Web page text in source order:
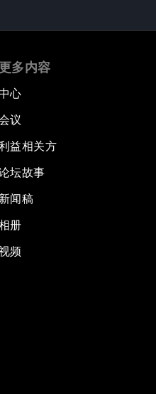
多内容
心
议
益相关方
坛故事
新闻稿
册
频